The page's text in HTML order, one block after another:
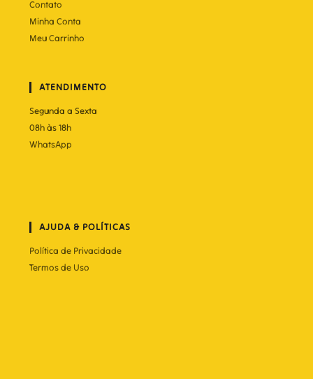
Contato
Minha Conta
Meu Carrinho
ATENDIMENTO
Segunda a Sexta
08h às 18h
WhatsApp
AJUDA & POLÍTICAS
Política de Privacidade
Termos de Uso